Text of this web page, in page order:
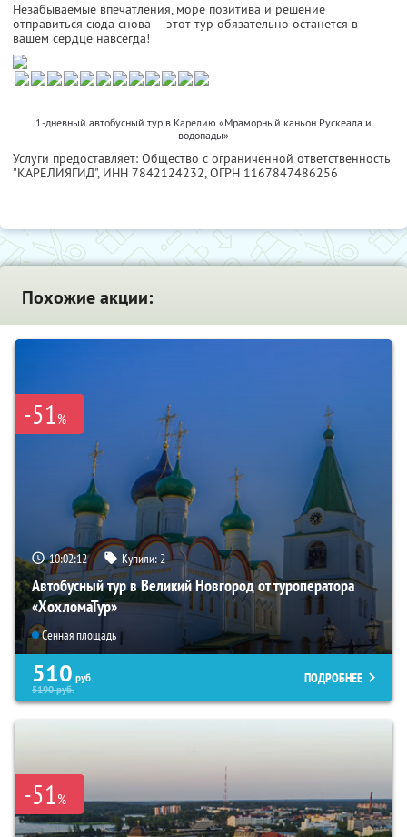
Незабываемые впечатления, море позитива и решение
отправиться сюда снова — этот тур обязательно останется в
вашем сердце навсегда!
1-дневный автобусный тур в Карелию «Мраморный каньон Рускеала и
водопады»
Услуги предоставляет: Общество с ограниченной ответственность
"КАРЕЛИЯГИД", ИНН 7842124232, ОГРН 1167847486256
Похожие акции:
-51%
10:02:11 Купили:2
Автобусный тур в Великий Новгород от туроператора
«ХохломаТур»
Сенная площадь
510 руб.
5190руб.
ПОДРОБНЕЕ
-51%